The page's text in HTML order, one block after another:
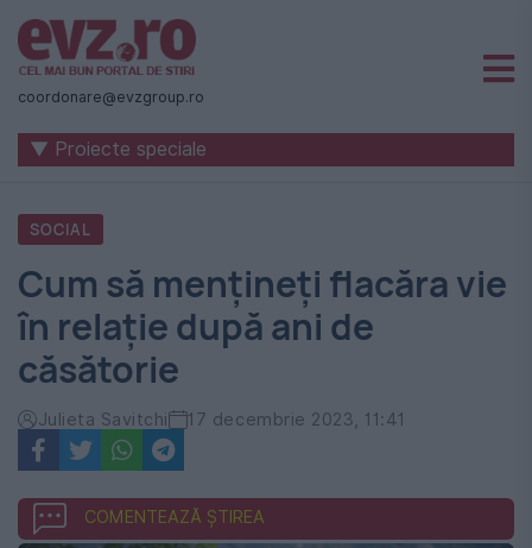
Știri
naționale
internaționale
România
-
Evenimentul
Zilei
coordonare@evzgroup.ro
▼ Proiecte speciale
SOCIAL
Cum să mențineți flacăra vie
în relație după ani de
căsătorie
Julieta Savitchi 17 decembrie 2023, 11:41
COMENTEAZĂ ȘTIREA